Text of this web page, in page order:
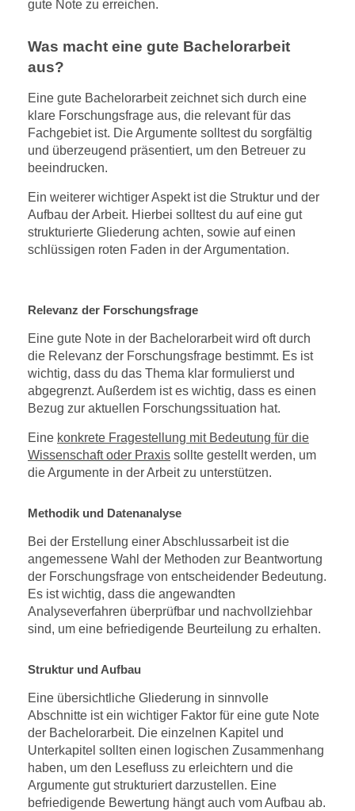
gute Note zu erreichen.
Was macht eine gute Bachelorarbeit
aus?
Eine gute Bachelorarbeit zeichnet sich durch eine
klare Forschungsfrage aus, die relevant für das
Fachgebiet ist. Die Argumente solltest du sorgfältig
und überzeugend präsentiert, um den Betreuer zu
beeindrucken.
Ein weiterer wichtiger Aspekt ist die Struktur und der
Aufbau der Arbeit. Hierbei solltest du auf eine gut
strukturierte Gliederung achten, sowie auf einen
schlüssigen roten Faden in der Argumentation.
Relevanz der Forschungsfrage
Eine gute Note in der Bachelorarbeit wird oft durch
die Relevanz der Forschungsfrage bestimmt. Es ist
wichtig, dass du das Thema klar formulierst und
abgegrenzt. Außerdem ist es wichtig, dass es einen
Bezug zur aktuellen Forschungssituation hat.
Eine konkrete Fragestellung mit Bedeutung für die
Wissenschaft oder Praxis sollte gestellt werden, um
die Argumente in der Arbeit zu unterstützen.
Methodik und Datenanalyse
Bei der Erstellung einer Abschlussarbeit ist die
angemessene Wahl der Methoden zur Beantwortung
der Forschungsfrage von entscheidender Bedeutung.
Es ist wichtig, dass die angewandten
Analyseverfahren überprüfbar und nachvollziehbar
sind, um eine befriedigende Beurteilung zu erhalten.
Struktur und Aufbau
Eine übersichtliche Gliederung in sinnvolle
Abschnitte ist ein wichtiger Faktor für eine gute Note
der Bachelorarbeit. Die einzelnen Kapitel und
Unterkapitel sollten einen logischen Zusammenhang
haben, um den Lesefluss zu erleichtern und die
Argumente gut strukturiert darzustellen. Eine
befriedigende Bewertung hängt auch vom Aufbau ab.